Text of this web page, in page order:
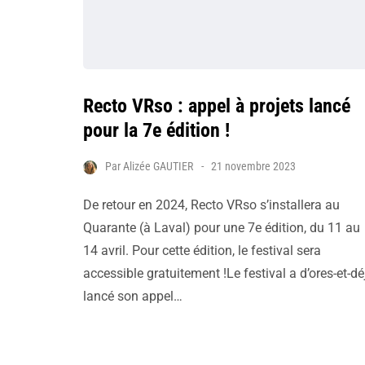
Recto VRso : appel à projets lancé
pour la 7e édition !
ParAlizée GAUTIER 21 novembre 2023
De retour en 2024, Recto VRso s’installera au
Quarante (à Laval) pour une 7e édition, du 11 au
14 avril. Pour cette édition, le festival sera
accessible gratuitement !Le festival a d’ores-et-
lancé son appel…